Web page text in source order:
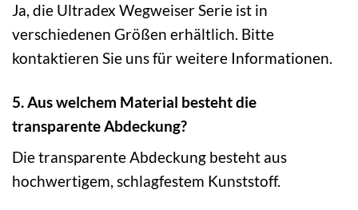
Ja, die Ultradex Wegweiser Serie ist in
verschiedenen Größen erhältlich. Bitte
kontaktieren Sie uns für weitere Informationen.
5. Aus welchem Material besteht die
transparente Abdeckung?
Die transparente Abdeckung besteht aus
hochwertigem, schlagfestem Kunststoff.